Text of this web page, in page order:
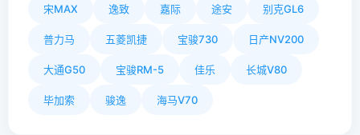
宋MAX 逸致 嘉际 途安 别克GL6
普力马 五菱凯捷 宝骏730 日产NV200
大通G50 宝骏RM-5 佳乐 长城V80
毕加索 骏逸 海马V70